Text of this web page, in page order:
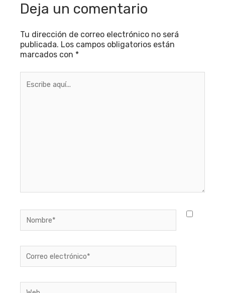
Deja un comentario
Tu dirección de correo electrónico no será
publicada. Los campos obligatorios están
marcados con *
aquí...
electrónico*